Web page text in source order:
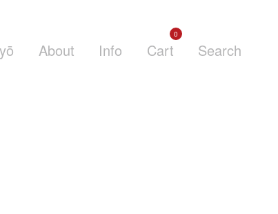
About Info Cart
0
Search